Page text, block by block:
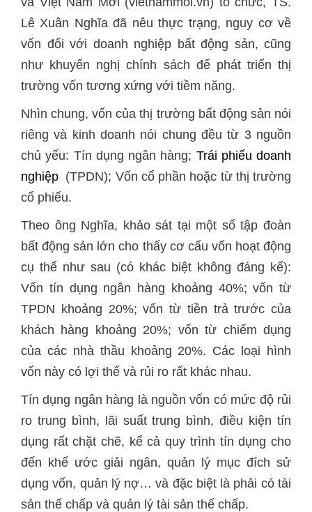
Lê Xuân Nghĩa đã nêu thực trạng, nguy cơ về
vốn đối với doanh nghiệp bất động sản, cũng
như khuyến nghị chính sách để phát triển thị
trường vốn tương xứng với tiềm năng.
Nhìn chung, vốn của thị trường bất động sản nói
riêng và kinh doanh nói chung đều từ 3 nguồn
chủ yếu: Tín dụng ngân hàng; Trái phiếu doanh
nghiệp (TPDN); Vốn cổ phần hoặc từ thị trường
cổ phiếu.
Theo ông Nghĩa, khảo sát tại một số tập đoàn
bất động sản lớn cho thấy cơ cấu vốn hoạt động
cụ thể như sau (có khác biệt không đáng kể):
Vốn tín dụng ngân hàng khoảng 40%; vốn từ
TPDN khoảng 20%; vốn từ tiền trả trước của
khách hàng khoảng 20%; vốn từ chiếm dụng
của các nhà thầu khoảng 20%. Các loại hình
vốn này có lợi thế và rủi ro rất khác nhau.
Tín dụng ngân hàng là nguồn vốn có mức độ rủi
ro trung bình, lãi suất trung bình, điều kiện tín
dụng rất chặt chẽ, kể cả quy trình tín dụng cho
đến khế ước giải ngân, quản lý mục đích sử
dụng vốn, quản lý nợ… và đặc biệt là phải có tài
sản thế chấp và quản lý tài sản thế chấp.